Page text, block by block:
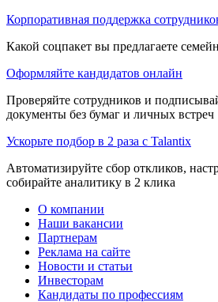
Корпоративная поддержка
Какой соцпакет вы предлагаете
Оформляйте кандидатов онлайн
Проверяйте сотрудников и
документы без бумаг и личных встреч
Ускорьте подбор в 2 раза с Talantix
Автоматизируйте сбор откликов,
собирайте аналитику в 2 клика
О компании
Наши вакансии
Партнерам
Реклама на сайте
Новости и статьи
Инвесторам
Кандидаты по профессиям